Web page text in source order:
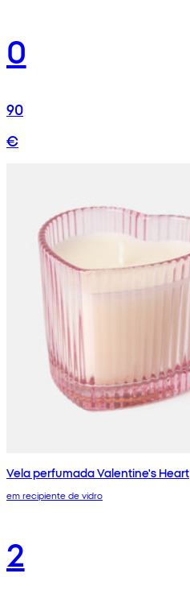
0
90
€
Vela perfumada Valentine's Heart
em recipiente de vidro
2